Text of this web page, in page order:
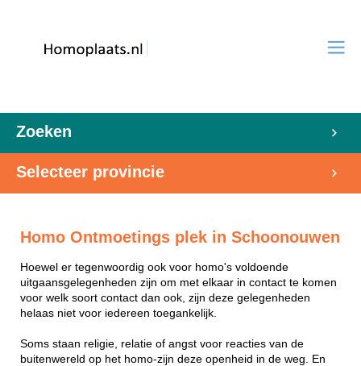
Zoeken
Selecteer provincie
Homo Ontmoetings plek in Schoonouwen
Hoewel er tegenwoordig ook voor homo's voldoende
uitgaansgelegenheden zijn om met elkaar in contact te komen
voor welk soort contact dan ook, zijn deze gelegenheden
helaas niet voor iedereen toegankelijk.
Soms staan religie, relatie of angst voor reacties van de
buitenwereld op het homo-zijn deze openheid in de weg. En